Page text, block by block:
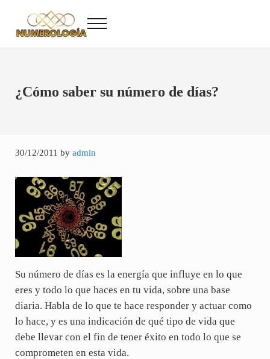
Numerología
Menu
¿Cómo saber su número de días?
30/12/2011 by admin
Su número de días es la energía que influye en lo que
eres y todo lo que haces en tu vida, sobre una base
diaria. Habla de lo que te hace responder y actuar como
lo hace, y es una indicación de qué tipo de vida que
debe llevar con el fin de tener éxito en todo lo que se
comprometen en esta vida.